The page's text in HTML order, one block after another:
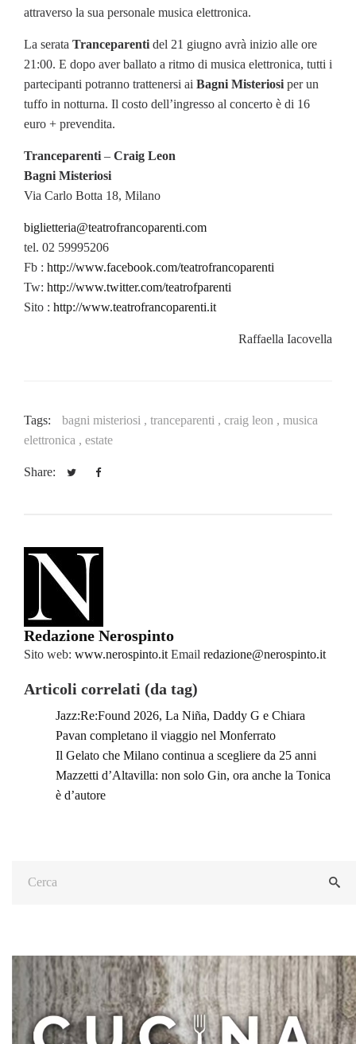
attraverso la sua personale musica elettronica.
La serata Tranceparenti del 21 giugno avrà inizio alle ore
21:00. E dopo aver ballato a ritmo di musica elettronica, tutti i
partecipanti potranno trattenersi ai Bagni Misteriosi per un
tuffo in notturna. Il costo dell’ingresso al concerto è di 16
euro + prevendita.
Tranceparenti – Craig Leon
Bagni Misteriosi
Via Carlo Botta 18, Milano
biglietteria@teatrofrancoparenti.com
tel. 02 59995206
Fb : http://www.facebook.com/teatrofrancoparenti
Tw: http://www.twitter.com/teatrofparenti
Sito : http://www.teatrofrancoparenti.it
Raffaella Iacovella
Tags: bagni misteriosi , tranceparenti , craig leon , musica
elettronica , estate
Share:
Redazione Nerospinto
Sito web: www.nerospinto.it Email redazione@nerospinto.it
Articoli correlati (da tag)
Jazz:Re:Found 2026, La Niña, Daddy G e Chiara
Pavan completano il viaggio nel Monferrato
Il Gelato che Milano continua a scegliere da 25 anni
Mazzetti d’Altavilla: non solo Gin, ora anche la Tonica
è d’autore